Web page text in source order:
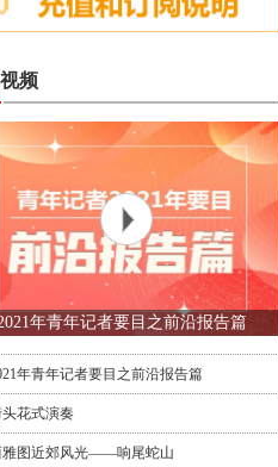
频
年青年记者要目之前沿报告篇
年青年记者要目之前沿报告篇
花式演奏
雅图近郊风光——响尾蛇山